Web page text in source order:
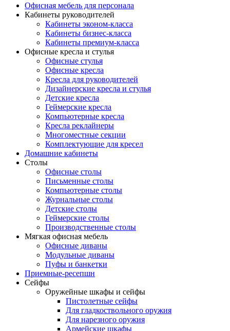
Офисная мебель для персонала
Кабинеты руководителей
Кабинеты эконом-класса
Кабинеты бизнес-класса
Кабинеты премиум-класса
Офисные кресла и стулья
Офисные стулья
Офисные кресла
Кресла для руководителей
Дизайнерские кресла и стулья
Детские кресла
Геймерские кресла
Компьютерные кресла
Кресла реклайнеры
Многоместные секции
Комплектующие для кресел
Домашние кабинеты
Столы
Офисные столы
Письменные столы
Компьютерные столы
Журнальные столы
Детские столы
Геймерские столы
Производственные столы
Мягкая офисная мебель
Офисные диваны
Модульные диваны
Пуфы и банкетки
Приемные-ресепшн
Сейфы
Оружейные шкафы и сейфы
Пистолетные сейфы
Для гладкоствольного оружия
Для нарезного оружия
Армейские шкафы